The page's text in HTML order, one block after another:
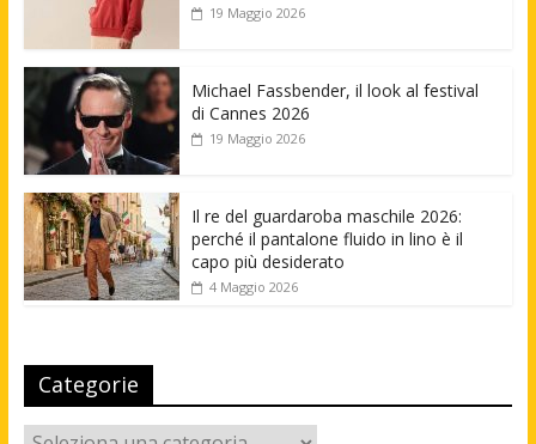
19 Maggio 2026
Michael Fassbender, il look al festival
di Cannes 2026
19 Maggio 2026
Il re del guardaroba maschile 2026:
perché il pantalone fluido in lino è il
capo più desiderato
4 Maggio 2026
Categorie
Categorie